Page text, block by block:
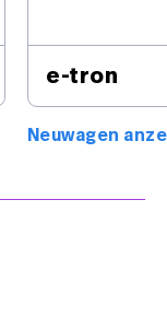
e-tron
Neuwagen